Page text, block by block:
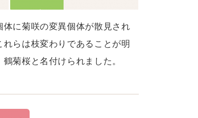
に菊咲の変異個体が散見され
らは枝変わりであることが明
菊桜と名付けられました。